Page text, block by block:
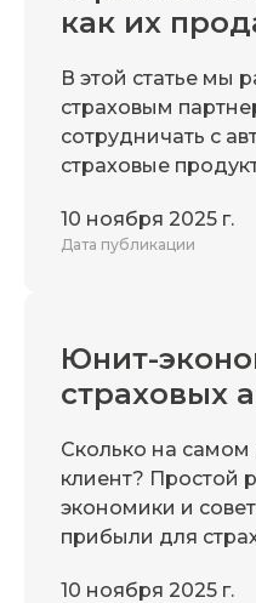
как их
В этой статье мы
страховым
сотрудничать с
страховые
10 ноября 2025 г.
Дата публикации
Юнит-
страховых
Сколько на
клиент? Простой
экономики и
прибыли для
10 ноября 2025 г.